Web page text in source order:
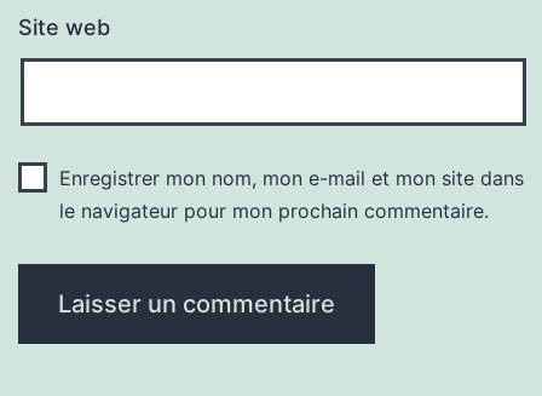
Site web
Enregistrer mon nom, mon e-mail et mon site dans
le navigateur pour mon prochain commentaire.